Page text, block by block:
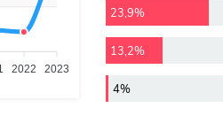
2022 2023
23,9%
13,2%
4%